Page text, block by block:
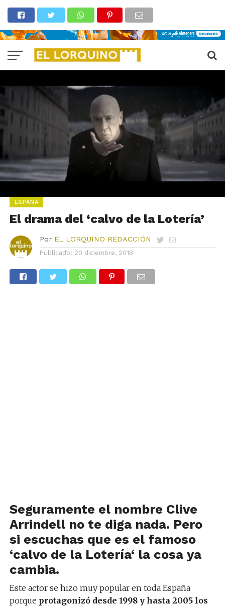
ESPAÑA
El drama del ‘calvo de la Lotería’
Por EL LORQUINO REDACCIÓN
Publicado: 20 diciembre, 2018
Seguramente el nombre Clive
Arrindellno te diga nada. Pero
si escuchas que es el famoso
‘calvo de la Lotería‘ la cosa ya
cambia.
Este actor se hizo muy popular en toda España
porque protagonizó desde 1998 y hasta 2005 los